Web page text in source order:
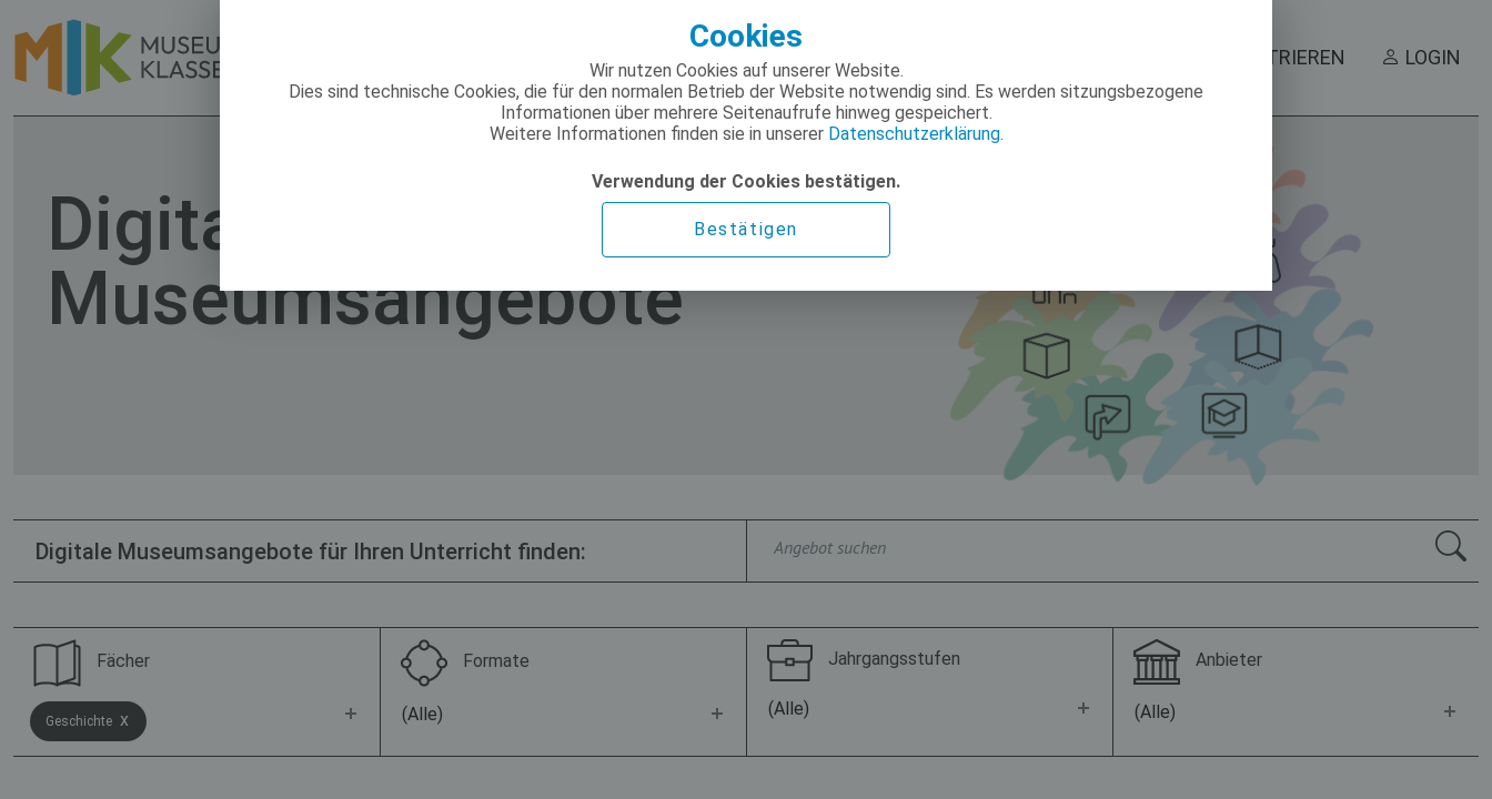
Cookies
Wir nutzen Cookies auf unserer Website.
Dies sind technische Cookies, die für den normalen Betrieb der Website notwendig sind. Es werden sitzungsbezogene
Informationen über mehrere Seitenaufrufe hinweg gespeichert.
Weitere Informationen finden sie in unserer Datenschutzerklärung.
Verwendung der Cookies bestätigen.
Bestätigen
REGISTRIEREN LOGIN
Digitale
Museumsangebote
Digitale Museumsangebote für Ihren Unterricht finden:
Fächer
Geschichte x
Formate
(Alle)
Jahrgangsstufen
(Alle)
Anbieter
(Alle)